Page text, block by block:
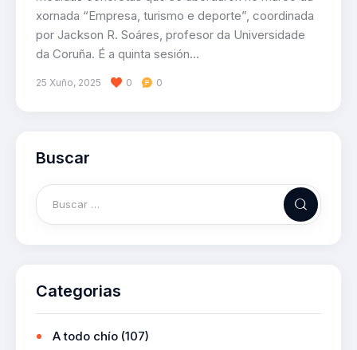
xornada “Empresa, turismo e deporte”, coordinada
por Jackson R. Soáres, profesor da Universidade
da Coruña. É a quinta sesión…
25 Xuño, 2025 0 0
Buscar
Categorias
A todo chío (107)